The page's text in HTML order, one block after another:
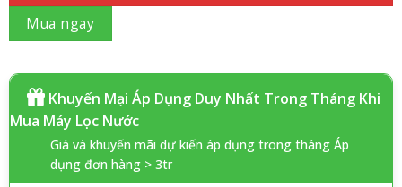
Mua ngay
Khuyến Mại Áp Dụng Duy Nhất Trong Tháng Khi
Mua Máy Lọc Nước
Giá và khuyến mãi dự kiến áp dụng trong tháng Áp
dụng đơn hàng > 3tr